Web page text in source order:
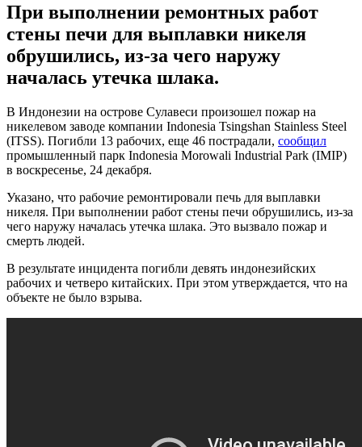
При выполнении ремонтных работ
стены печи для выплавки никеля
обрушились, из-за чего наружу
началась утечка шлака.
В Индонезии на острове Сулавеси произошел пожар на
никелевом заводе компании Indonesia Tsingshan Stainless Steel
(ITSS). Погибли 13 рабочих, еще 46 пострадали, сообщил
промышленный парк Indonesia Morowali Industrial Park (IMIP)
в воскресенье, 24 декабря.
Указано, что рабочие ремонтировали печь для выплавки
никеля. При выполнении работ стены печи обрушились, из-за
чего наружу началась утечка шлака. Это вызвало пожар и
смерть людей.
В результате инцидента погибли девять индонезийских
рабочих и четверо китайских. При этом утверждается, что на
объекте не было взрыва.